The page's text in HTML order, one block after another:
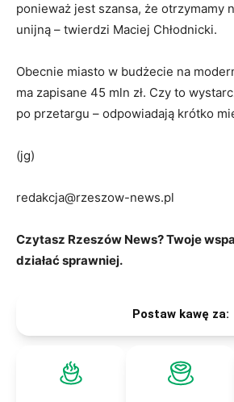
ponieważ jest szansa, że otrzymamy
unijną – twierdzi Maciej Chłodnicki.
Obecnie miasto w budżecie na
ma zapisane 45 mln zł. Czy to
po przetargu – odpowiadają krótko
(jg)
redakcja@rzeszow-news.pl
Czytasz Rzeszów News? Twoje
działać sprawniej.
Postaw kawę za: